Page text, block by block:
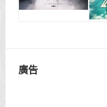
廣告